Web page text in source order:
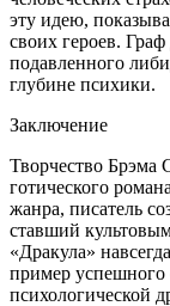
эту идею,
своих героев.
подавленного
глубине психики.
Заключение
Творчество Брэма
готического
жанра, писатель
ставший
«Дракула»
пример успешного
психологической